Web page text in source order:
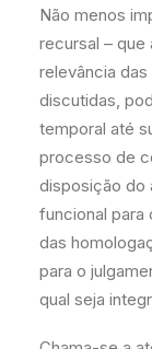
Não menos
recursal –
relevância
discutidas,
temporal até
processo de
disposição do
funcional para
das
para o
qual seja